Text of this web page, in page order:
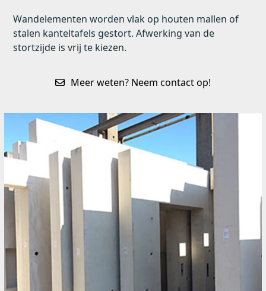
Wandelementen worden vlak op houten mallen of
stalen kanteltafels gestort. Afwerking van de
stortzijde is vrij te kiezen.
Meer weten? Neem contact op!